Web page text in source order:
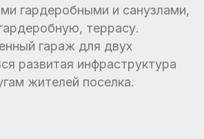
гардеробными и санузлами,
террасу.
гараж для двух
развитая инфраструктура
жителей поселка.